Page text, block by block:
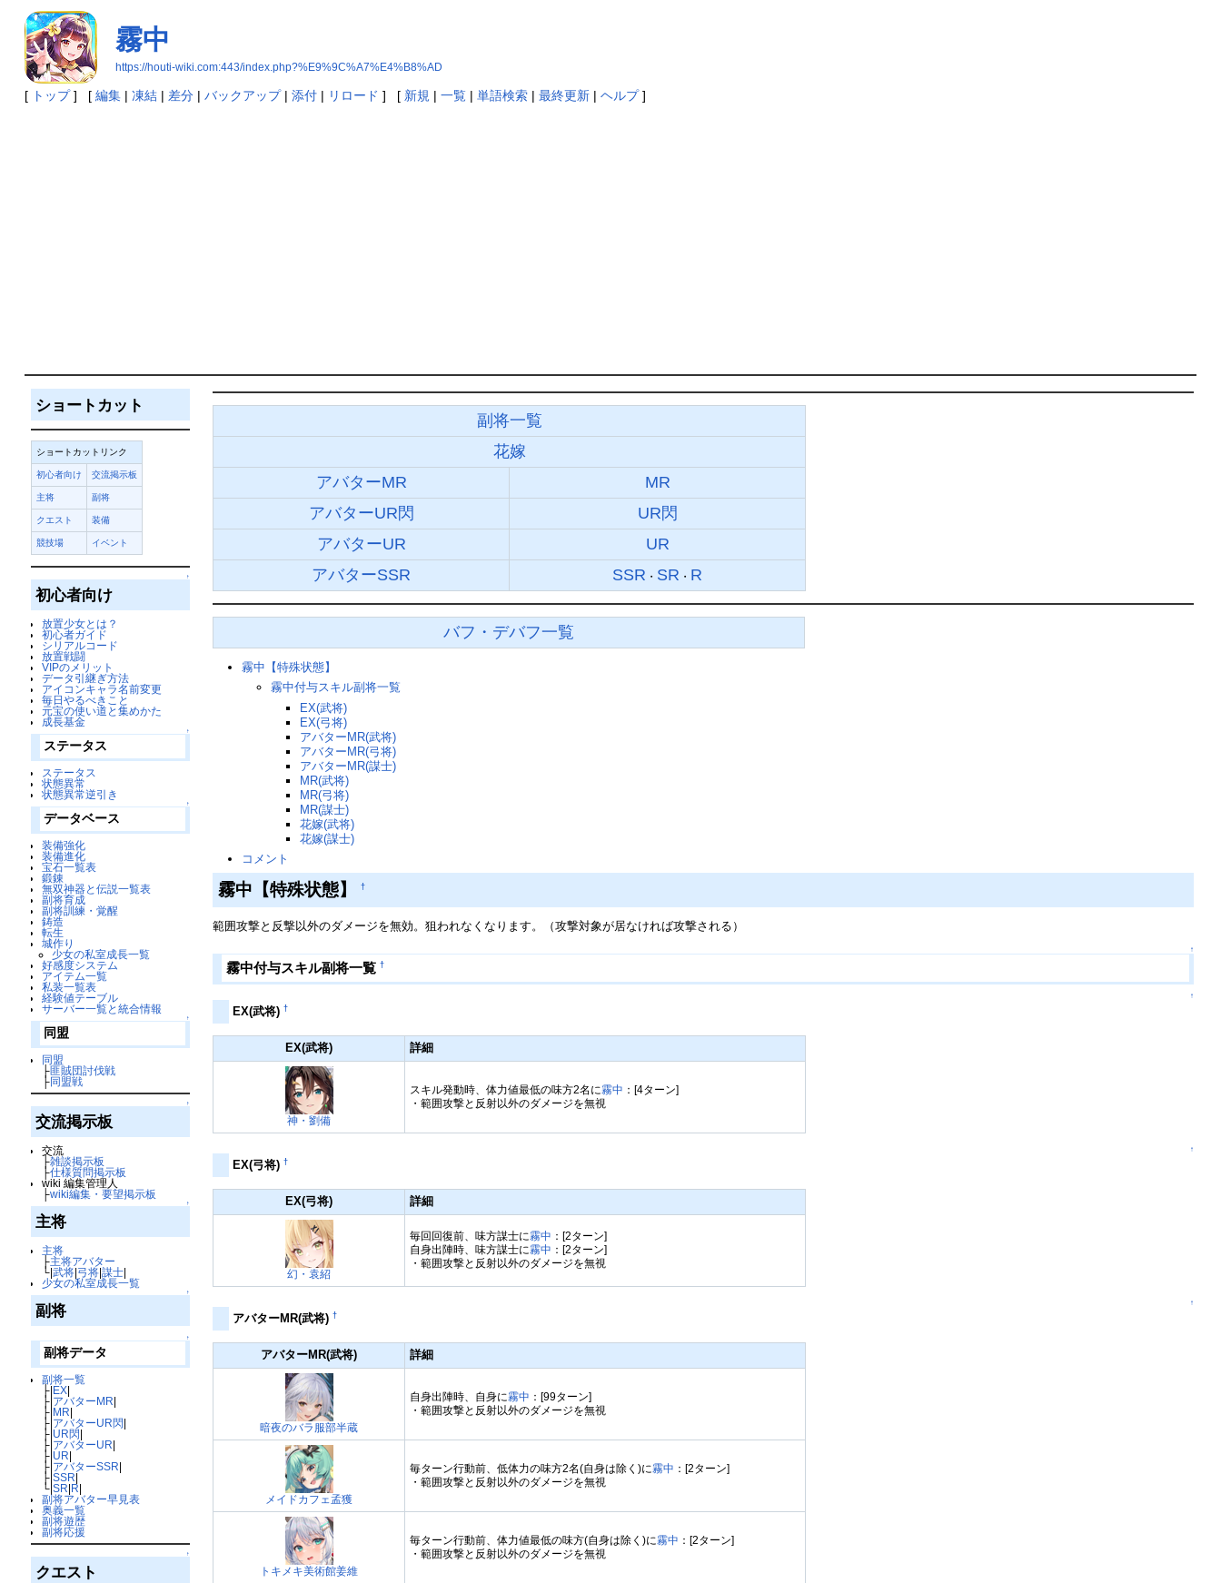
霧中
https://houti-wiki.com:443/index.php?%E9%9C%A7%E4%B8%AD
[ トップ] [ 編集| 凍結| 差分| バックアップ| 添付| リロード ] [ 新規 | 一覧| 単語検索| 最終更新| ヘルプ]
ショートカット
ショートカットリンク
初心者向け 交流掲示板
主将 副将
クエスト 装備
競技場 イベント
↑
初心者向け
放置少女とは？
初心者ガイド
シリアルコード
放置戦闘
VIPのメリット
データ引継ぎ方法
アイコンキャラ名前変更
毎日やるべきこと
元宝の使い道と集めかた
成長基金
↑
ステータス
ステータス
状態異常
状態異常逆引き
↑
データベース
装備強化
装備進化
宝石一覧表
鍛錬
無双神器と伝説一覧表
副将育成
副将訓練・覚醒
鋳造
転生
城作り
少女の私室成長一覧
好感度システム
アイテム一覧
私装一覧表
経験値テーブル
サーバー一覧と統合情報
↑
同盟
同盟
├匪賊団討伐戦
├同盟戦
↑
交流掲示板
交流
├雑談掲示板
├仕様質問掲示板
wiki 編集管理人
├wiki編集・要望掲示板
↑
主将
主将
├主将アバター
└|武将|弓将|謀士|
少女の私室成長一覧
↑
副将
↑
副将データ
副将一覧
├| EX|
├| アバターMR
├| MR
├| アバターUR閃
├| UR閃
├| アバターUR
├| UR
├| アバターSSR
├| SSR
└| SR R
副将アバター早見表
奥義一覧
副将遊歴
副将応援
↑
クエスト
副将一覧
花嫁
アバターMR
MR
アバターUR閃
UR閃
アバターUR
UR
アバターSSR
SSR ・ SR ・ R
バフ・デバフ一覧
霧中【特殊状態】
霧中付与スキル副将一覧
EX(武将)
EX(弓将)
アバターMR(武将)
アバターMR(弓将)
アバターMR(謀士)
MR(武将)
MR(弓将)
MR(謀士)
花嫁(武将)
花嫁(謀士)
コメント
霧中【特殊状態】†
範囲攻撃と反撃以外のダメージを無効。狙われなくなります。（攻撃対象が居なければ攻撃される）
↑
霧中付与スキル副将一覧 †
↑
EX(武将)†
EX(武将) 詳細
神・劉備
スキル発動時、体力値最低の味方2名に霧中 ：[4ターン]
・範囲攻撃と反射以外のダメージを無視
↑
EX(弓将)†
EX(弓将) 詳細
幻・袁紹
毎回回復前、味方謀士に霧中 ：[2ターン]
自身出陣時、味方謀士に霧中 ：[2ターン]
・範囲攻撃と反射以外のダメージを無視
↑
アバターMR(武将)†
アバターMR(武将) 詳細
暗夜のバラ服部半蔵
自身出陣時、自身に霧中 ：[99ターン]
・範囲攻撃と反射以外のダメージを無視
メイドカフェ孟獲
毎ターン行動前、低体力の味方2名(自身は除く)に霧中 ：[2ターン]
・範囲攻撃と反射以外のダメージを無視
トキメキ美術館姜維
毎ターン行動前、体力値最低の味方(自身は除く)に霧中 ：[2ターン]
・範囲攻撃と反射以外のダメージを無視